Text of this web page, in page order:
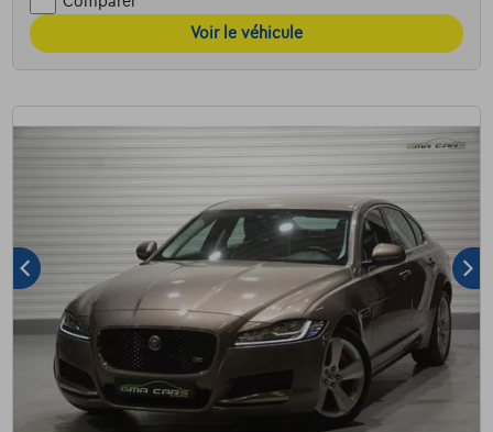
Voir le véhicule